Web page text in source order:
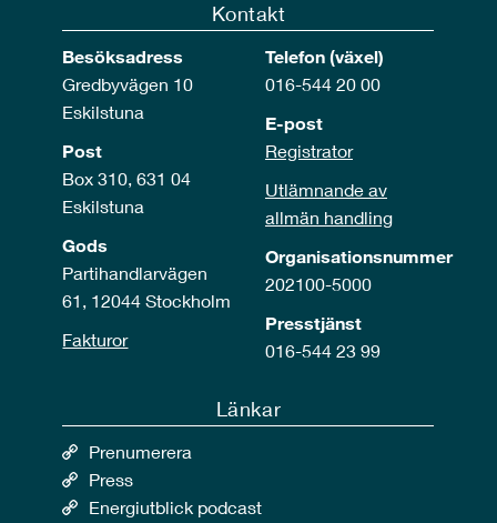
Kontakt
Besöksadress
Gredbyvägen 10
Eskilstuna
Post
Box 310, 631 04
Eskilstuna
Gods
Partihandlarvägen
61, 12044 Stockholm
Fakturor
Telefon (växel)
016-544 20 00
E-post
Registrator
Utlämnande av
allmän handling
Organisationsnummer
202100-5000
Presstjänst
016-544 23 99
Länkar
Prenumerera
Press
Energiutblick podcast